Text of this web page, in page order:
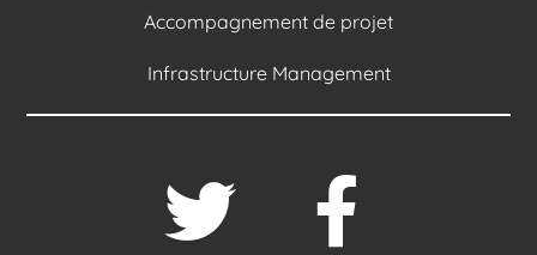
Accompagnement de projet
Infrastructure Management